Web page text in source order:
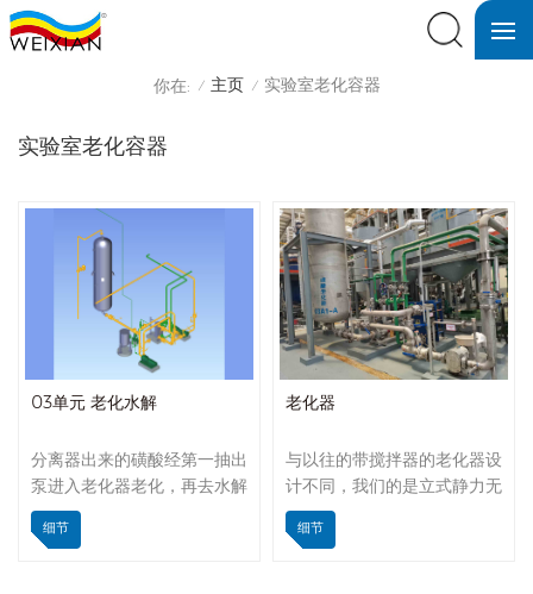
你在: / 主页 / 实验室老化容器
实验室老化容器
03单元 老化水解
分离器出来的磺酸经第一抽出
泵进入老化器老化，再去水解
泵水解，冷却后，成品磺酸经
第二抽出泵输送至产品罐。老
细节
老化器
与以往的带搅拌器的老化器设
计不同，我们的是立式静力无
返流老化器，其特点是老化效
果更均匀，没有反混。通过对
细节